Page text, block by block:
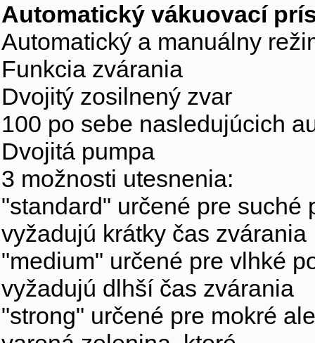
Automatický vákuovací
Automatický a manuálny
Funkcia zvárania
Dvojitý zosilnený zvar
100 po sebe nasledujúcich
Dvojitá pumpa
3 možnosti utesnenia:
"standard" určené pre suché
vyžadujú krátky čas zvárania
"medium" určené pre vlhké
vyžadujú dlhší čas zvárania
"strong" určené pre mokré